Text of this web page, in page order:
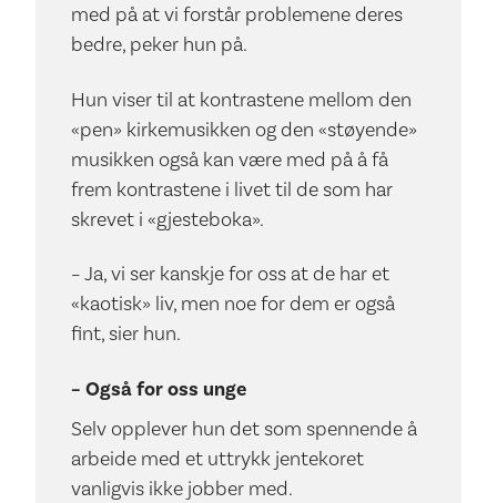
med på at vi forstår problemene deres
bedre, peker hun på.
Hun viser til at kontrastene mellom den
«pen» kirkemusikken og den «støyende»
musikken også kan være med på å få
frem kontrastene i livet til de som har
skrevet i «gjesteboka».
– Ja, vi ser kanskje for oss at de har et
«kaotisk» liv, men noe for dem er også
fint, sier hun.
– Også for oss unge
Selv opplever hun det som spennende å
arbeide med et uttrykk jentekoret
vanligvis ikke jobber med.